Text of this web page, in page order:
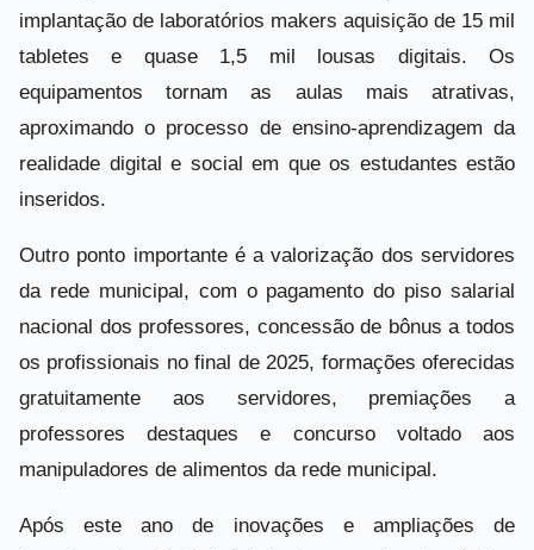
implantação de laboratórios makers aquisição de 15 mil
tabletes e quase 1,5 mil lousas digitais. Os
equipamentos tornam as aulas mais atrativas,
aproximando o processo de ensino-aprendizagem da
realidade digital e social em que os estudantes estão
inseridos.
Outro ponto importante é a valorização dos servidores
da rede municipal, com o pagamento do piso salarial
nacional dos professores, concessão de bônus a todos
os profissionais no final de 2025, formações oferecidas
gratuitamente aos servidores, premiações a
professores destaques e concurso voltado aos
manipuladores de alimentos da rede municipal.
Após este ano de inovações e ampliações de